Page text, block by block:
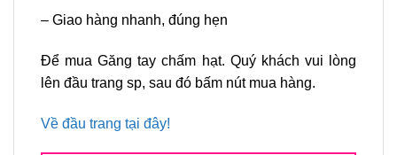
– Giao hàng nhanh, đúng hẹn
Để mua Găng tay chấm hạt. Quý khách vui lòng
lên đầu trang sp, sau đó bấm nút mua hàng.
Về đầu trang tại đây!